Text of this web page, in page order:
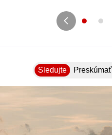
Sledujte Preskúmať